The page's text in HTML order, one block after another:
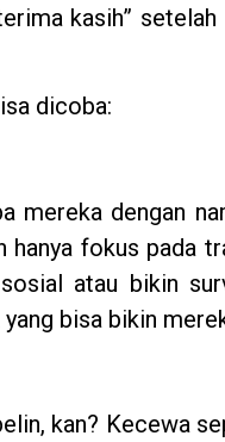
kasih”
dicoba:
mereka dengan
fokus pada
atau bikin
bisa bikin
kan? Kecewa